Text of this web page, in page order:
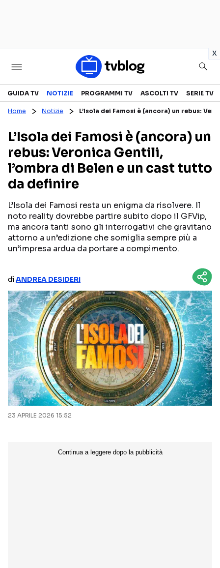
x
Televisione
CANALI TV
PROGRAMMI TV
PERSONAGGI TV
SERIE TV
REALITY SHOW
FICTION
Streaming
NETFLIX
AMAZON PRIME VIDEO
RAIPLAY
MEDIASET INFINITY
DAZN
Categorie
NOTIZIE
ANTEPRIME
RETROSCENA
INTERVISTE
RUBRICHE
GUIDA TV NOTIZIE PROGRAMMI TV ASCOLTI TV SERIE TV
Home Notizie L’Isola dei Famosi è (ancora) un rebus:
L’Isola dei Famosi è (ancora) un
rebus: Veronica Gentili,
l’ombra di Belen e un cast tutto
da definire
L’Isola dei Famosi resta un enigma da risolvere. Il
noto reality dovrebbe partire subito dopo il GFVip,
ma ancora tanti sono gli interrogativi che gravitano
attorno a un’edizione che somiglia sempre più a
un’impresa ardua da portare a compimento.
diANDREA DESIDERI
23 APRILE 2026 15:52